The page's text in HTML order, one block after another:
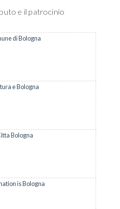
e il patrocinio